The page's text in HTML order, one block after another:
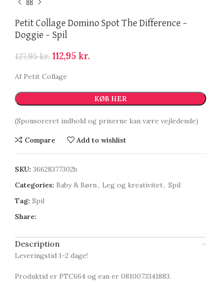
Petit Collage Domino Spot The Difference –
Doggie – Spil
127,95kr. 112,95 kr.
Af Petit Collage
KØB HER
(Sponsoreret indhold og priserne kan være vejledende)
Compare Add to wishlist
SKU: 36628377302b
Categories: Baby & Børn, Leg og kreativitet, Spil
Tag: Spil
Share:
Description
Leveringstid 1-2 dage!
Produktid er PTC664 og ean er 0810073341883.